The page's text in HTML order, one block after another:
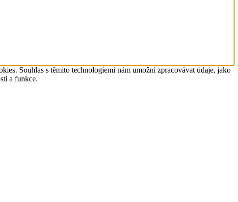
Souhlas s těmito technologiemi nám umožní zpracovávat údaje, jako
a funkce.